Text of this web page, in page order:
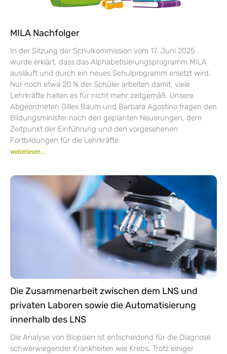
MILA Nachfolger
In der Sitzung der Schulkommission vom 17. Juni 2025
wurde erklärt, dass das Alphabetisierungsprogramm MILA
ausläuft und durch ein neues Schulprogramm ersetzt wird.
Nur noch etwa 20 % der Schüler arbeiten damit, viele
Lehrkräfte halten es für nicht mehr zeitgemäß. Unsere
Abgeordneten Gilles Baum und Barbara Agostino fragen den
Bildungsminister nach den geplanten Neuerungen, dem
Zeitpunkt der Einführung und den vorgesehenen
Fortbildungen für die Lehrkräfte.
weiterlesen...
Die Zusammenarbeit zwischen dem LNS und
privaten Laboren sowie die Automatisierung
innerhalb des LNS
Die Analyse von Biopsien ist entscheidend für die Diagnose
schwerwiegender Krankheiten wie Krebs. Trotz einiger